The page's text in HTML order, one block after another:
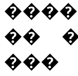
��